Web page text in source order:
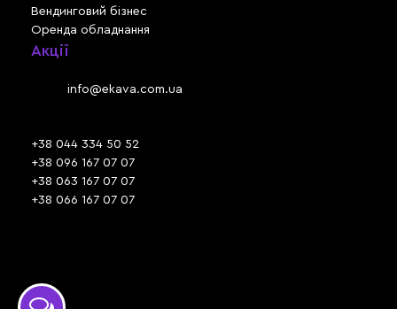
Вендинговий бізнес
Оренда обладнання
Акції
info@ekava.com.ua
+38 044 334 50 52
+38 096 167 07 07
+38 063 167 07 07
+38 066 167 07 07